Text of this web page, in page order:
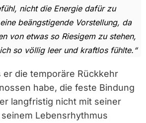
nicht die Energie dafür zu
beängstigende Vorstellung, da
von etwas so Riesigem zu stehen,
so völlig leer und kraftlos fühlte.“
er die temporäre Rückkehr
habe, die feste Bindung
langfristig nicht mit seiner
Lebensrhythmus